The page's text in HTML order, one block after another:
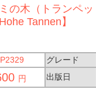
の木（トランペッ
Tannen】
グレード
円
出版日